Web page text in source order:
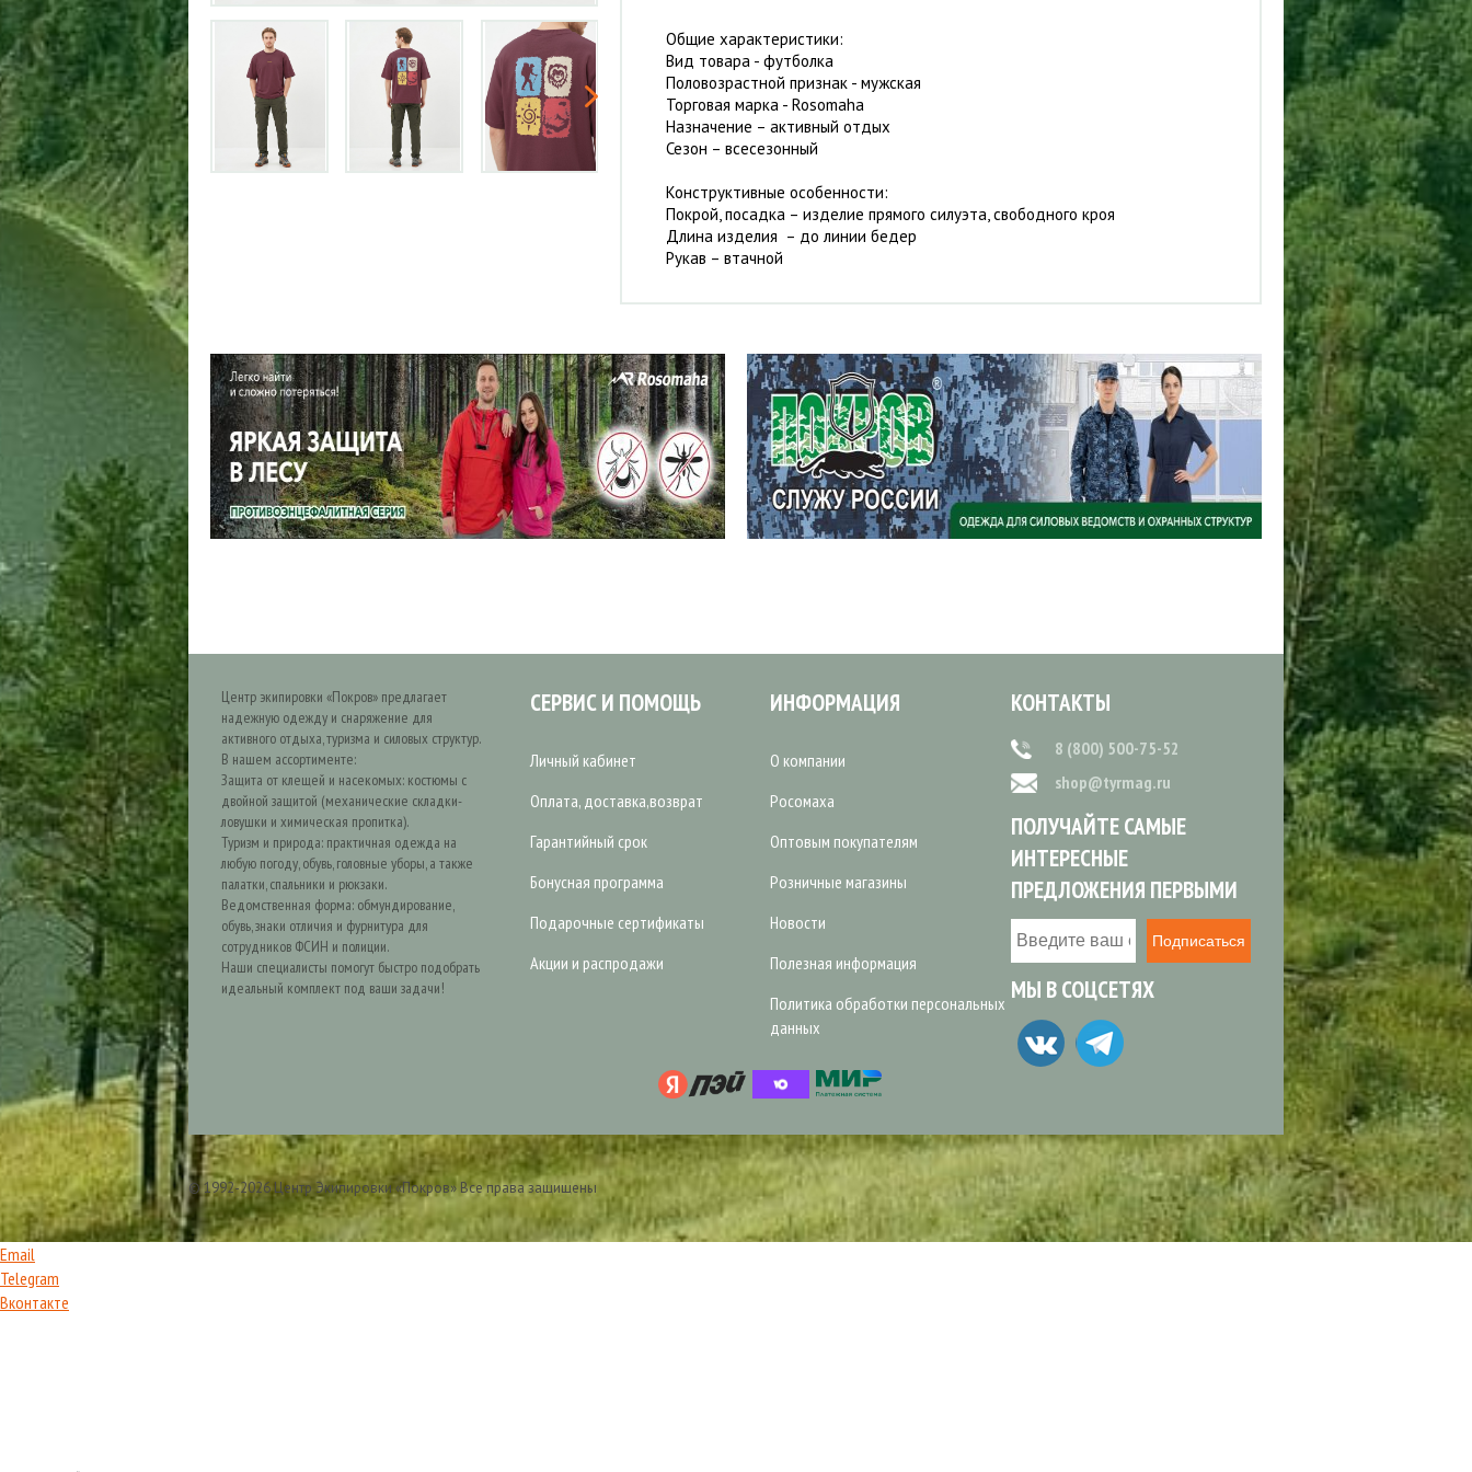
Общие характеристики:
Вид товара - футболка
Половозрастной признак - мужская
Торговая марка - Rosomaha
Назначение – активный отдых
Сезон – всесезонный
Конструктивные особенности:
Покрой, посадка – изделие прямого силуэта, свободного кроя
Длина изделия – до линии бедер
Рукав – втачной
Центр экипировки «Покров» предлагает
надежную одежду и снаряжение для
активного отдыха, туризма и силовых структур.
В нашем ассортименте:
Защита от клещей и насекомых: костюмы с
двойной защитой (механические складки-
ловушки и химическая пропитка).
Туризм и природа: практичная одежда на
любую погоду, обувь, головные уборы, а также
палатки, спальники и рюкзаки.
Ведомственная форма: обмундирование,
обувь, знаки отличия и фурнитура для
сотрудников ФСИН и полиции.
Наши специалисты помогут быстро подобрать
идеальный комплект под ваши задачи!
СЕРВИС И ПОМОЩЬ
Личный кабинет
Оплата, доставка,возврат
Гарантийный срок
Бонусная программа
Подарочные сертификаты
Акции и распродажи
ИНФОРМАЦИЯ
О компании
Росомаха
Оптовым покупателям
Розничные магазины
Новости
Полезная информация
Политика обработки персональных
данных
КОНТАКТЫ
8 (800) 500-75-52
shop@tyrmag.ru
ПОЛУЧАЙТЕ САМЫЕ
ИНТЕРЕСНЫЕ
ПРЕДЛОЖЕНИЯ ПЕРВЫМИ
Подписаться
МЫ В СОЦСЕТЯХ
© 1992-2026 Центр Экипировки «Покров» Все права защищены
Email
Telegram
Вконтакте